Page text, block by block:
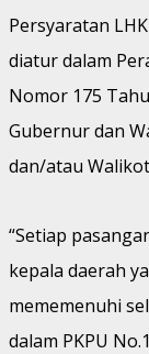
Persyaratan
diatur dalam
Nomor 175
Gubernur dan
dan/atau
“Setiap
kepala daerah
mememenuhi
dalam PKPU